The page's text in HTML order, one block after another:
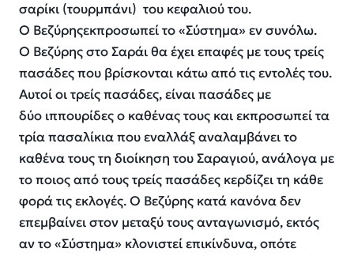
σαρίκι (τουρμπάνι) του κεφαλιού του.
Ο Βεζύρηςεκπροσωπεί το «Σύστημα» εν συνόλω.
Ο Βεζύρης στο Σαράι θα έχει επαφές με τους τρείς
πασάδες που βρίσκονται κάτω από τις εντολές του.
Αυτοί οι τρείς πασάδες, είναι πασάδες με
δύο ιππουρίδες ο καθένας τους και εκπροσωπεί τα
τρία πασαλίκια που εναλλάξ αναλαμβάνει το
καθένα τους τη διοίκηση του Σαραγιού, ανάλογα με
το ποιος από τους τρείς πασάδες κερδίζει τη κάθε
φορά τις εκλογές. Ο Βεζύρης κατά κανόνα δεν
επεμβαίνει στον μεταξύ τους ανταγωνισμό, εκτός
αν το «Σύστημα» κλονιστεί επικίνδυνα, οπότε